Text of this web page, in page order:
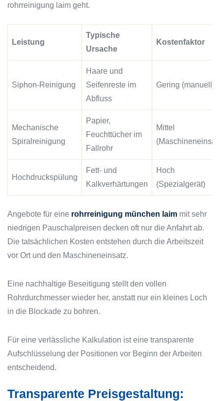
rohrreinigung laim geht.
Leistung
Typische
Ursache
Kostenfaktor
Siphon-Reinigung
Haare und
Seifenreste im
Abfluss
Gering (manuell)
Mechanische
Spiralreinigung
Papier,
Feuchttücher im
Fallrohr
Mittel
Hochdruckspülung
Fett- und
Kalkverhärtungen
Hoch
(Spezialgerät)
Angebote für eine rohrreinigung münchen laim mit sehr
niedrigen Pauschalpreisen decken oft nur die Anfahrt ab.
Die tatsächlichen Kosten entstehen durch die Arbeitszeit
vor Ort und den Maschineneinsatz.
Eine nachhaltige Beseitigung stellt den vollen
Rohrdurchmesser wieder her, anstatt nur ein kleines Loch
in die Blockade zu bohren.
Für eine verlässliche Kalkulation ist eine transparente
Aufschlüsselung der Positionen vor Beginn der Arbeiten
entscheidend.
Transparente Preisgestaltung: